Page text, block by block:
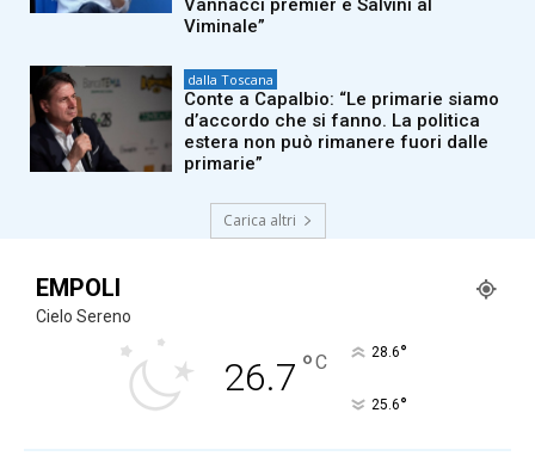
Vannacci premier e Salvini al
Viminale”
dalla Toscana
Conte a Capalbio: “Le primarie siamo
d’accordo che si fanno. La politica
estera non può rimanere fuori dalle
primarie”
Carica altri
EMPOLI
Cielo Sereno
26.7 °C 28.6°
25.6°